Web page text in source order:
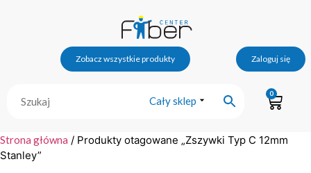
Zobacz wszystkie produkty Zaloguj się
Cały sklep
0
Strona główna / Produkty otagowane „Zszywki Typ C 12mm
Stanley”